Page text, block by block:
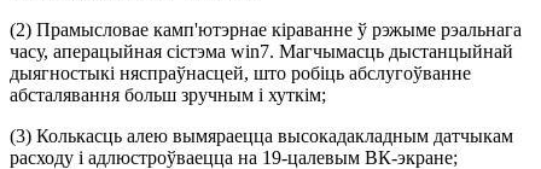
(2) Прамысловае камп'ютэрнае кіраванне ў рэжыме рэальнага
часу, аперацыйная сістэма win7. Магчымасць дыстанцыйнай
дыягностыкі няспраўнасцей, што робіць абслугоўванне
абсталявання больш зручным і хуткім;
(3) Колькасць алею вымяраецца высокадакладным датчыкам
расходу і адлюстроўваецца на 19-цалевым ВК-экране;